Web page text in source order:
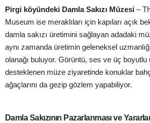
Pirgi köyündeki Damla Sakızı Müzesi –
Museum ise meraklıları için kapıları açık
damla sakızı üretimini sağlayan adadaki
aynı zamanda üretimin geleneksel
olanağı buluyor. Görüntü, ses ve üç boyutlu
desteklenen müze ziyaretinde konuklar
ağaçlarını da gezip gözlem yapabiliyor.
Damla Sakızının Pazarlanması ve